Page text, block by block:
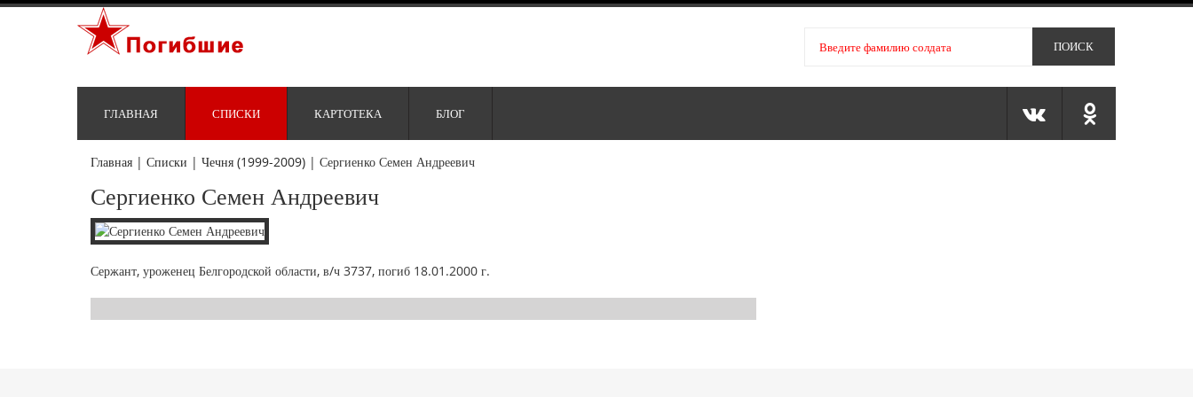
ГЛАВНАЯ СПИСКИ КАРТОТЕКА БЛОГ
Главная | Списки | Чечня (1999-2009) | Сергиенко Семен Андреевич
Сергиенко Семен Андреевич
Сержант, уроженец Белгородской области, в/ч 3737, погиб 18.01.2000 г.